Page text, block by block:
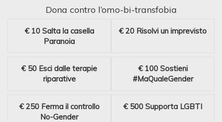
Dona contro l’omo-bi-transfobia
€ 10 Salta la casella
Paranoia
€ 20 Risolvi un imprevisto
€ 50 Esci dalle terapie
riparative
€ 100 Sostieni
#MaQualeGender
€ 250 Ferma il controllo
No-Gender
€ 500 Supporta LGBTI